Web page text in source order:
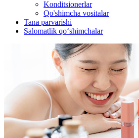
Konditsionerlar
Qo'shimcha vositalar
Tana parvarishi
Salomatlik qo‘shimchalar